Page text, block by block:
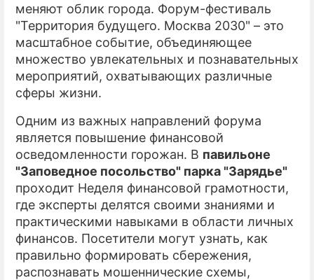
меняют облик города. Форум-фестиваль
"Территория будущего. Москва 2030" – это
масштабное событие, объединяющее
множество увлекательных и познавательных
мероприятий, охватывающих различные
сферы жизни.
Одним из важных направлений форума
является повышение финансовой
осведомленности горожан. В павильоне
"Заповедное посольство" парка "Зарядье"
проходит Неделя финансовой грамотности,
где эксперты делятся своими знаниями и
практическими навыками в области личных
финансов. Посетители могут узнать, как
правильно формировать сбережения,
распознавать мошеннические схемы,